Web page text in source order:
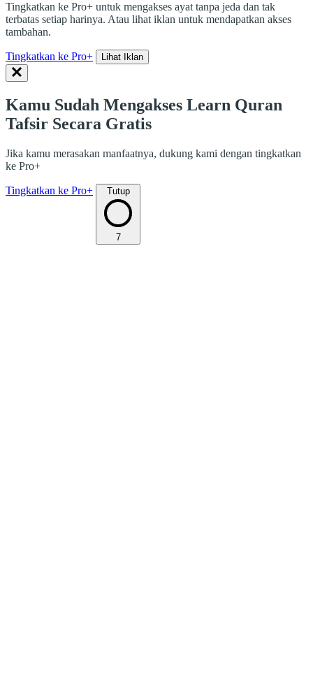
Tingkatkan ke Pro+ untuk mengakses ayat tanpa jeda dan tak
terbatas setiap harinya. Atau lihat iklan untuk mendapatkan akses
tambahan.
Tingkatkan ke Pro+ Lihat Iklan
Kamu Sudah Mengakses Learn Quran
Tafsir Secara Gratis
Jika kamu merasakan manfaatnya, dukung kami dengan tingkatkan
ke Pro+
Tingkatkan ke Pro+ Tutup
7